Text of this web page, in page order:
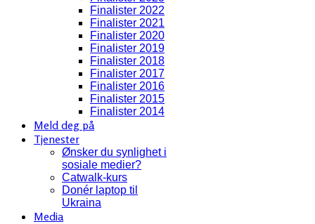
Finalister 2022
Finalister 2021
Finalister 2020
Finalister 2019
Finalister 2018
Finalister 2017
Finalister 2016
Finalister 2015
Finalister 2014
Meld deg på
Tjenester
Ønsker du synlighet i
sosiale medier?
Catwalk-kurs
Donér laptop til
Ukraina
Media